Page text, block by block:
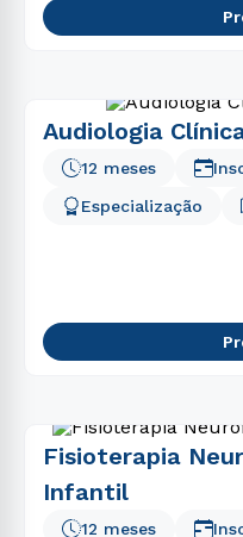
Audiologia
12 meses
Especialização
Fisioterapia
Infantil
12 meses